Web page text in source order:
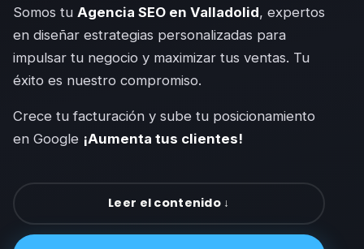
Somos tu Agencia SEO en Valladolid, expertos
en diseñar estrategias personalizadas para
impulsar tu negocio y maximizar tus ventas. Tu
éxito es nuestro compromiso.
Crece tu facturación y sube tu posicionamiento
en Google ¡Aumenta tus clientes!
Leer el contenido ↓